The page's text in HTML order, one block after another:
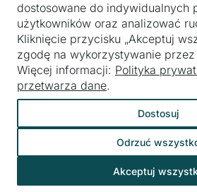
STRONY
Maszyny
Skup maszyn
Serwis maszyn
O nas
Blog
BRANŻE
Maszyny do przetwórstwa mięsa
Maszyny i urządzenia dla
Maszyny i urządzenia dla branży
Maszyny do przetwórstwa
POLITYKA PRYWATNOŚCI
© Webtom.pl
dostosowane do indywidualnych
użytkowników oraz analizować
Kliknięcie przycisku „Akceptuj
zgodę na wykorzystywanie
Więcej informacji: Polityka
przetwarza dane.
Dostosuj
Odrzuć
Akceptuj